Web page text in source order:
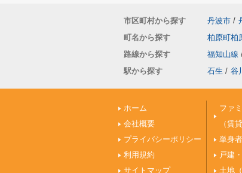
市区町村から探す 丹波市 /
町名から探す
柏原町柏
路線から探す
福知山線
駅から探す
石生 / 谷
ホーム
会社概要
プライバシーポリシー
利用規約
サイトマップ
ファ
（賃貸
単身
戸建
土地